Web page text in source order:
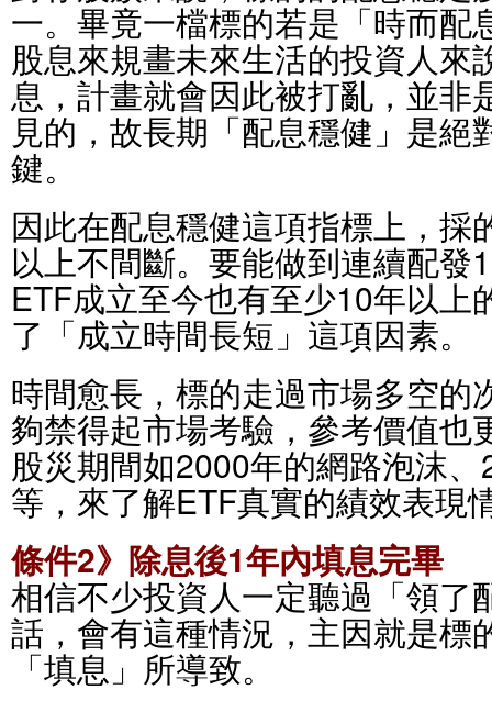
一。畢竟一檔標的若是「時而配
股息來規畫未來生活的投資人來
息，計畫就會因此被打亂，並非
見的，故長期「配息穩健」是絕
鍵。
因此在配息穩健這項指標上，採
以上不間斷。要能做到連續配發
ETF成立至今也有至少10年以上
了「成立時間長短」這項因素。
時間愈長，標的走過市場多空的
夠禁得起市場考驗，參考價值也
股災期間如2000年的網路泡沫
等，來了解ETF真實的績效表現
條件2》除息後1年內填息完畢
相信不少投資人一定聽過「領了
話，會有這種情況，主因就是標
「填息」所導致。